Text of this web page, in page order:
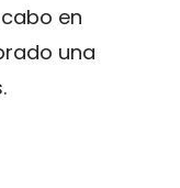
en
una